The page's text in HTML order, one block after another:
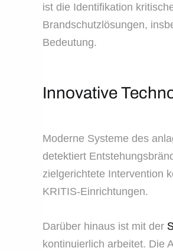
ist die Identifikation
Brandschutzlösungen,
Bedeutung.
Innovative
Moderne Systeme des
detektiert
zielgerichtete Intervention
KRITIS-Einrichtungen.
Darüber hinaus ist mit der
kontinuierlich arbeitet. Die